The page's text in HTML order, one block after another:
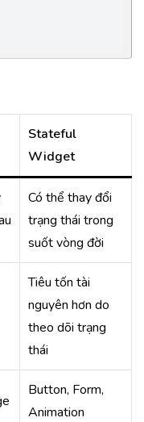
Stateful
Widget
Có thể thay đổi
trạng thái trong
suốt vòng đời
Tiêu tốn tài
nguyên hơn do
theo dõi trạng
thái
Button, Form,
Animation